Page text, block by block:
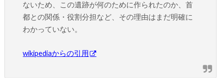
ないため、この遺跡が何のために作られたのか、首
都との関係・役割分担など、その理由はまだ明確に
わかっていない。
wikipediaからの引用